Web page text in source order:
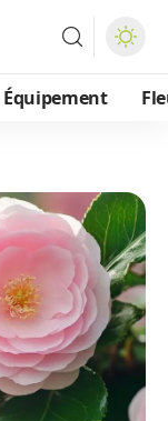
Équipement